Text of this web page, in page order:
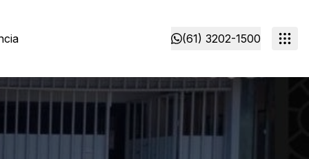
(61) 3202-1500